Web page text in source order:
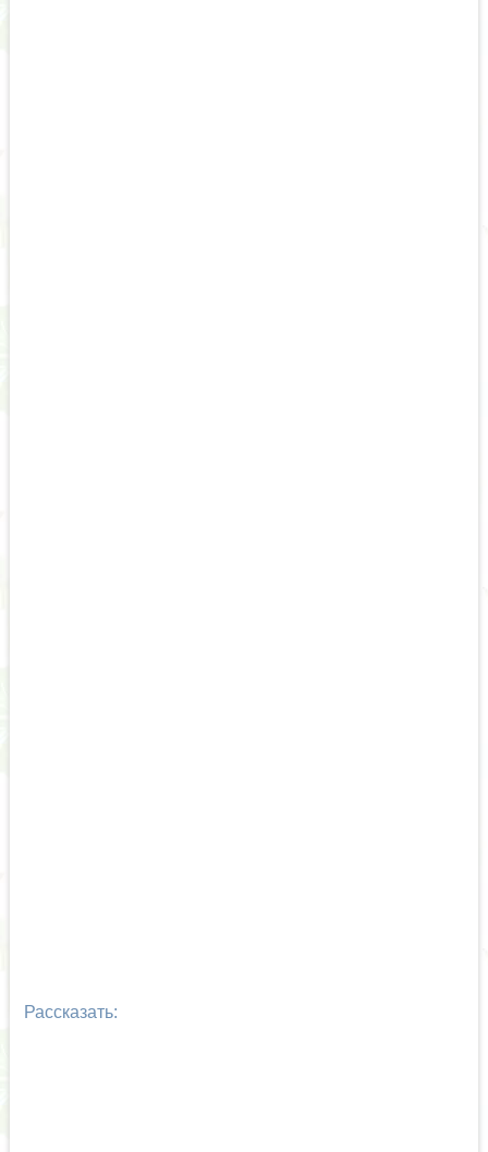
Рассказать: